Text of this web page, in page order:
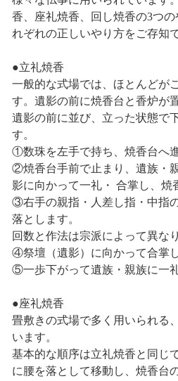
香、座礼焼香、回し焼香の3つ
れぞれの正しいやり方をご存知
●立礼焼香
一般的な式場では、ほとんどが
す。遺影の前に焼香台と香炉が
遺影の前に並び、立った状態で
す。
①数珠を左手で持ち、焼香台へ進
②焼香台手前で止まり、遺族・
影に向かって一礼・ 合掌し、焼
③右手の親指・人差し指・中指
落とします。
回数と作法は宗派によって異な
④祭壇（遺影）に向かって合掌し
⑤一歩下がって遺族・親族に一
●座礼焼香
畳敷きの式場で多く用いられる
います。
基本的な順序は立礼焼香と同じ
に腰を落として移動し、焼香台